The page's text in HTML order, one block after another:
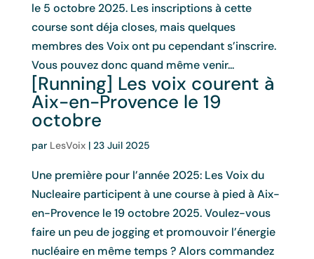
le 5 octobre 2025. Les inscriptions à cette
course sont déja closes, mais quelques
membres des Voix ont pu cependant s’inscrire.
Vous pouvez donc quand même venir...
[Running] Les voix courent à
Aix-en-Provence le 19
octobre
par LesVoix| 23 Juil 2025
Une première pour l’année 2025: Les Voix du
Nucleaire participent à une course à pied à Aix-
en-Provence le 19 octobre 2025. Voulez-vous
faire un peu de jogging et promouvoir l’énergie
nucléaire en même temps ? Alors commandez